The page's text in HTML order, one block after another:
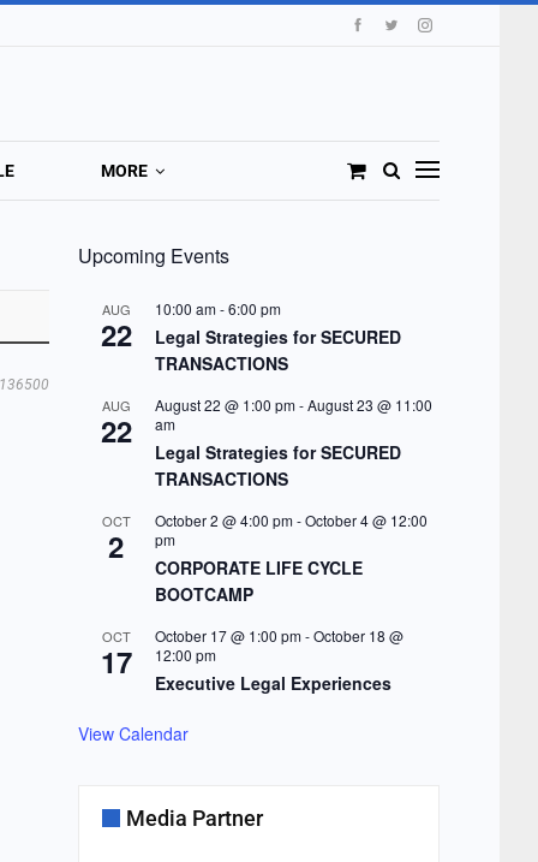
MORE
Upcoming Events
AUG
22
10:00 am-6:00 pm
Legal Strategies for SECURED
TRANSACTIONS
AUG
22
August 22 @ 1:00 pm-August 23 @ 11:00
am
Legal Strategies for SECURED
TRANSACTIONS
OCT
2
October 2 @ 4:00 pm-October 4 @ 12:00
pm
CORPORATE LIFE CYCLE
BOOTCAMP
OCT
17
October 17 @ 1:00 pm-October 18 @
12:00 pm
Executive Legal Experiences
View Calendar
Media Partner